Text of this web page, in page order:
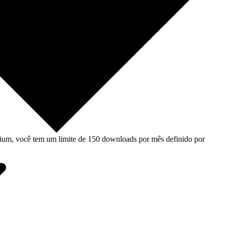
você tem um limite de 150 downloads por mês definido por